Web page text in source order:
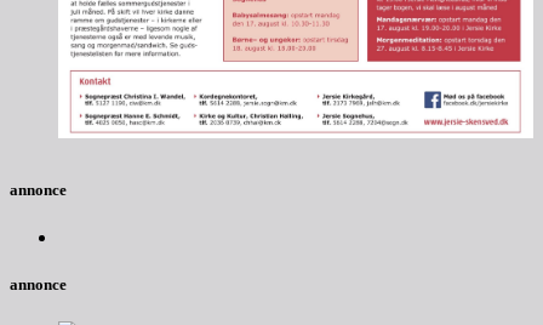
annonce
annonce